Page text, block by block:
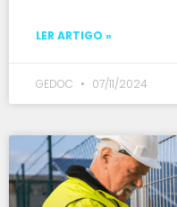
LER ARTIGO »
GEDOC 07/11/2024